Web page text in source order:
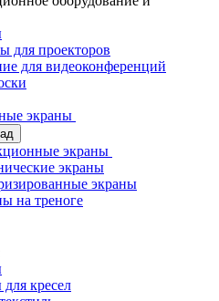
для проекторов
для видеоконференций
экраны
экраны
экраны
экраны
на треноге
кресел